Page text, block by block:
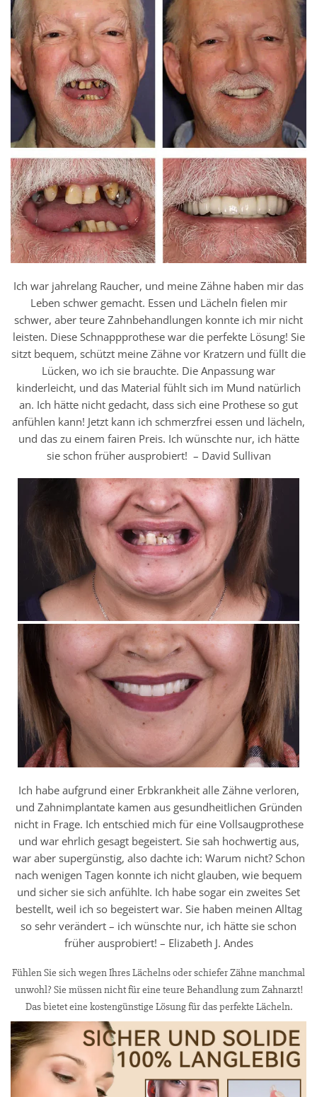
Ich war jahrelang Raucher, und meine Zähne haben mir das
Leben schwer gemacht. Essen und Lächeln fielen mir
schwer, aber teure Zahnbehandlungen konnte ich mir nicht
leisten. Diese Schnappprothese war die perfekte Lösung! Sie
sitzt bequem, schützt meine Zähne vor Kratzern und füllt die
Lücken, wo ich sie brauchte. Die Anpassung war
kinderleicht, und das Material fühlt sich im Mund natürlich
an. Ich hätte nicht gedacht, dass sich eine Prothese so gut
anfühlen kann! Jetzt kann ich schmerzfrei essen und lächeln,
und das zu einem fairen Preis. Ich wünschte nur, ich hätte
sie schon früher ausprobiert! – David Sullivan
Ich habe aufgrund einer Erbkrankheit alle Zähne verloren,
und Zahnimplantate kamen aus gesundheitlichen Gründen
nicht in Frage. Ich entschied mich für eine Vollsaugprothese
und war ehrlich gesagt begeistert. Sie sah hochwertig aus,
war aber supergünstig, also dachte ich: Warum nicht? Schon
nach wenigen Tagen konnte ich nicht glauben, wie bequem
und sicher sie sich anfühlte. Ich habe sogar ein zweites Set
bestellt, weil ich so begeistert war. Sie haben meinen Alltag
so sehr verändert – ich wünschte nur, ich hätte sie schon
früher ausprobiert! – Elizabeth J. Andes
Fühlen Sie sich wegen Ihres Lächelns oder schiefer Zähne manchmal
unwohl? Sie müssen nicht für eine teure Behandlung zum Zahnarzt!
Das bietet eine kostengünstige Lösung für das perfekte Lächeln.